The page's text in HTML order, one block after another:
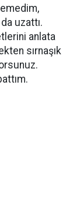
uzattı.
anlata
sırnaşık